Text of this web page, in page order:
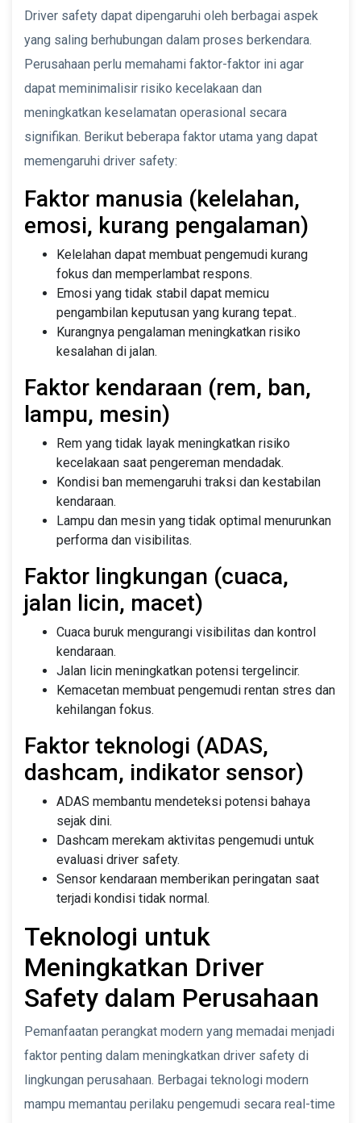
Driver safety dapat dipengaruhi oleh berbagai aspek
yang saling berhubungan dalam proses berkendara.
Perusahaan perlu memahami faktor-faktor ini agar
dapat meminimalisir risiko kecelakaan dan
meningkatkan keselamatan operasional secara
signifikan. Berikut beberapa faktor utama yang dapat
memengaruhi driver safety:
Faktor manusia (kelelahan,
emosi, kurang pengalaman)
Kelelahan dapat membuat pengemudi kurang
fokus dan memperlambat respons.
Emosi yang tidak stabil dapat memicu
pengambilan keputusan yang kurang tepat..
Kurangnya pengalaman meningkatkan risiko
kesalahan di jalan.
Faktor kendaraan (rem, ban,
lampu, mesin)
Rem yang tidak layak meningkatkan risiko
kecelakaan saat pengereman mendadak.
Kondisi ban memengaruhi traksi dan kestabilan
kendaraan.
Lampu dan mesin yang tidak optimal menurunkan
performa dan visibilitas.
Faktor lingkungan (cuaca,
jalan licin, macet)
Cuaca buruk mengurangi visibilitas dan kontrol
kendaraan.
Jalan licin meningkatkan potensi tergelincir.
Kemacetan membuat pengemudi rentan stres dan
kehilangan fokus.
Faktor teknologi (ADAS,
dashcam, indikator sensor)
ADAS membantu mendeteksi potensi bahaya
sejak dini.
Dashcam merekam aktivitas pengemudi untuk
evaluasi driver safety.
Sensor kendaraan memberikan peringatan saat
terjadi kondisi tidak normal.
Teknologi untuk
Meningkatkan Driver
Safety dalam Perusahaan
Pemanfaatan perangkat modern yang memadai menjadi
faktor penting dalam meningkatkan driver safety di
lingkungan perusahaan. Berbagai teknologi modern
mampu memantau perilaku pengemudi secara real-time